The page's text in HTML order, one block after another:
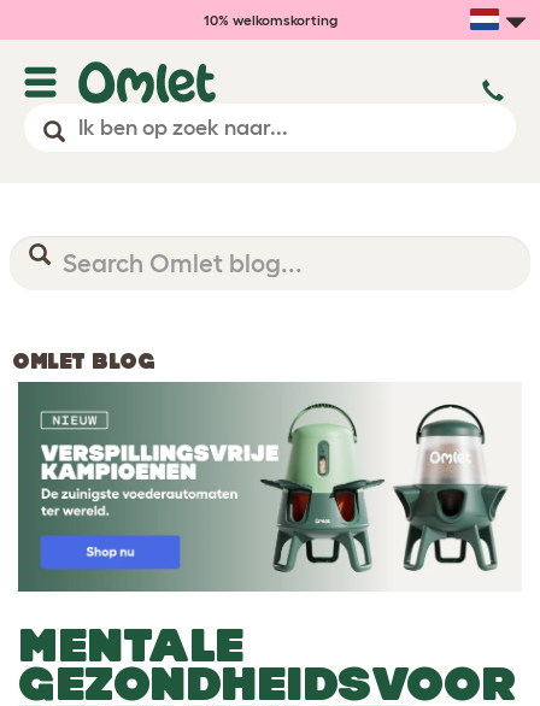
10% welkomskorting
OMLET BLOG
MENTALE
GEZONDHEIDSVOOR